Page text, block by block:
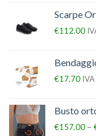
Scarpe
€112.00
€17.70
Busto
€157.00 –